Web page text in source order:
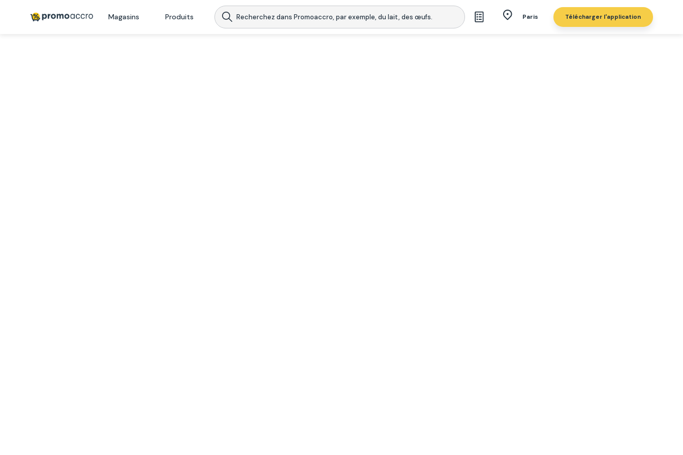
Magasins Produits Paris Télécharger l'application